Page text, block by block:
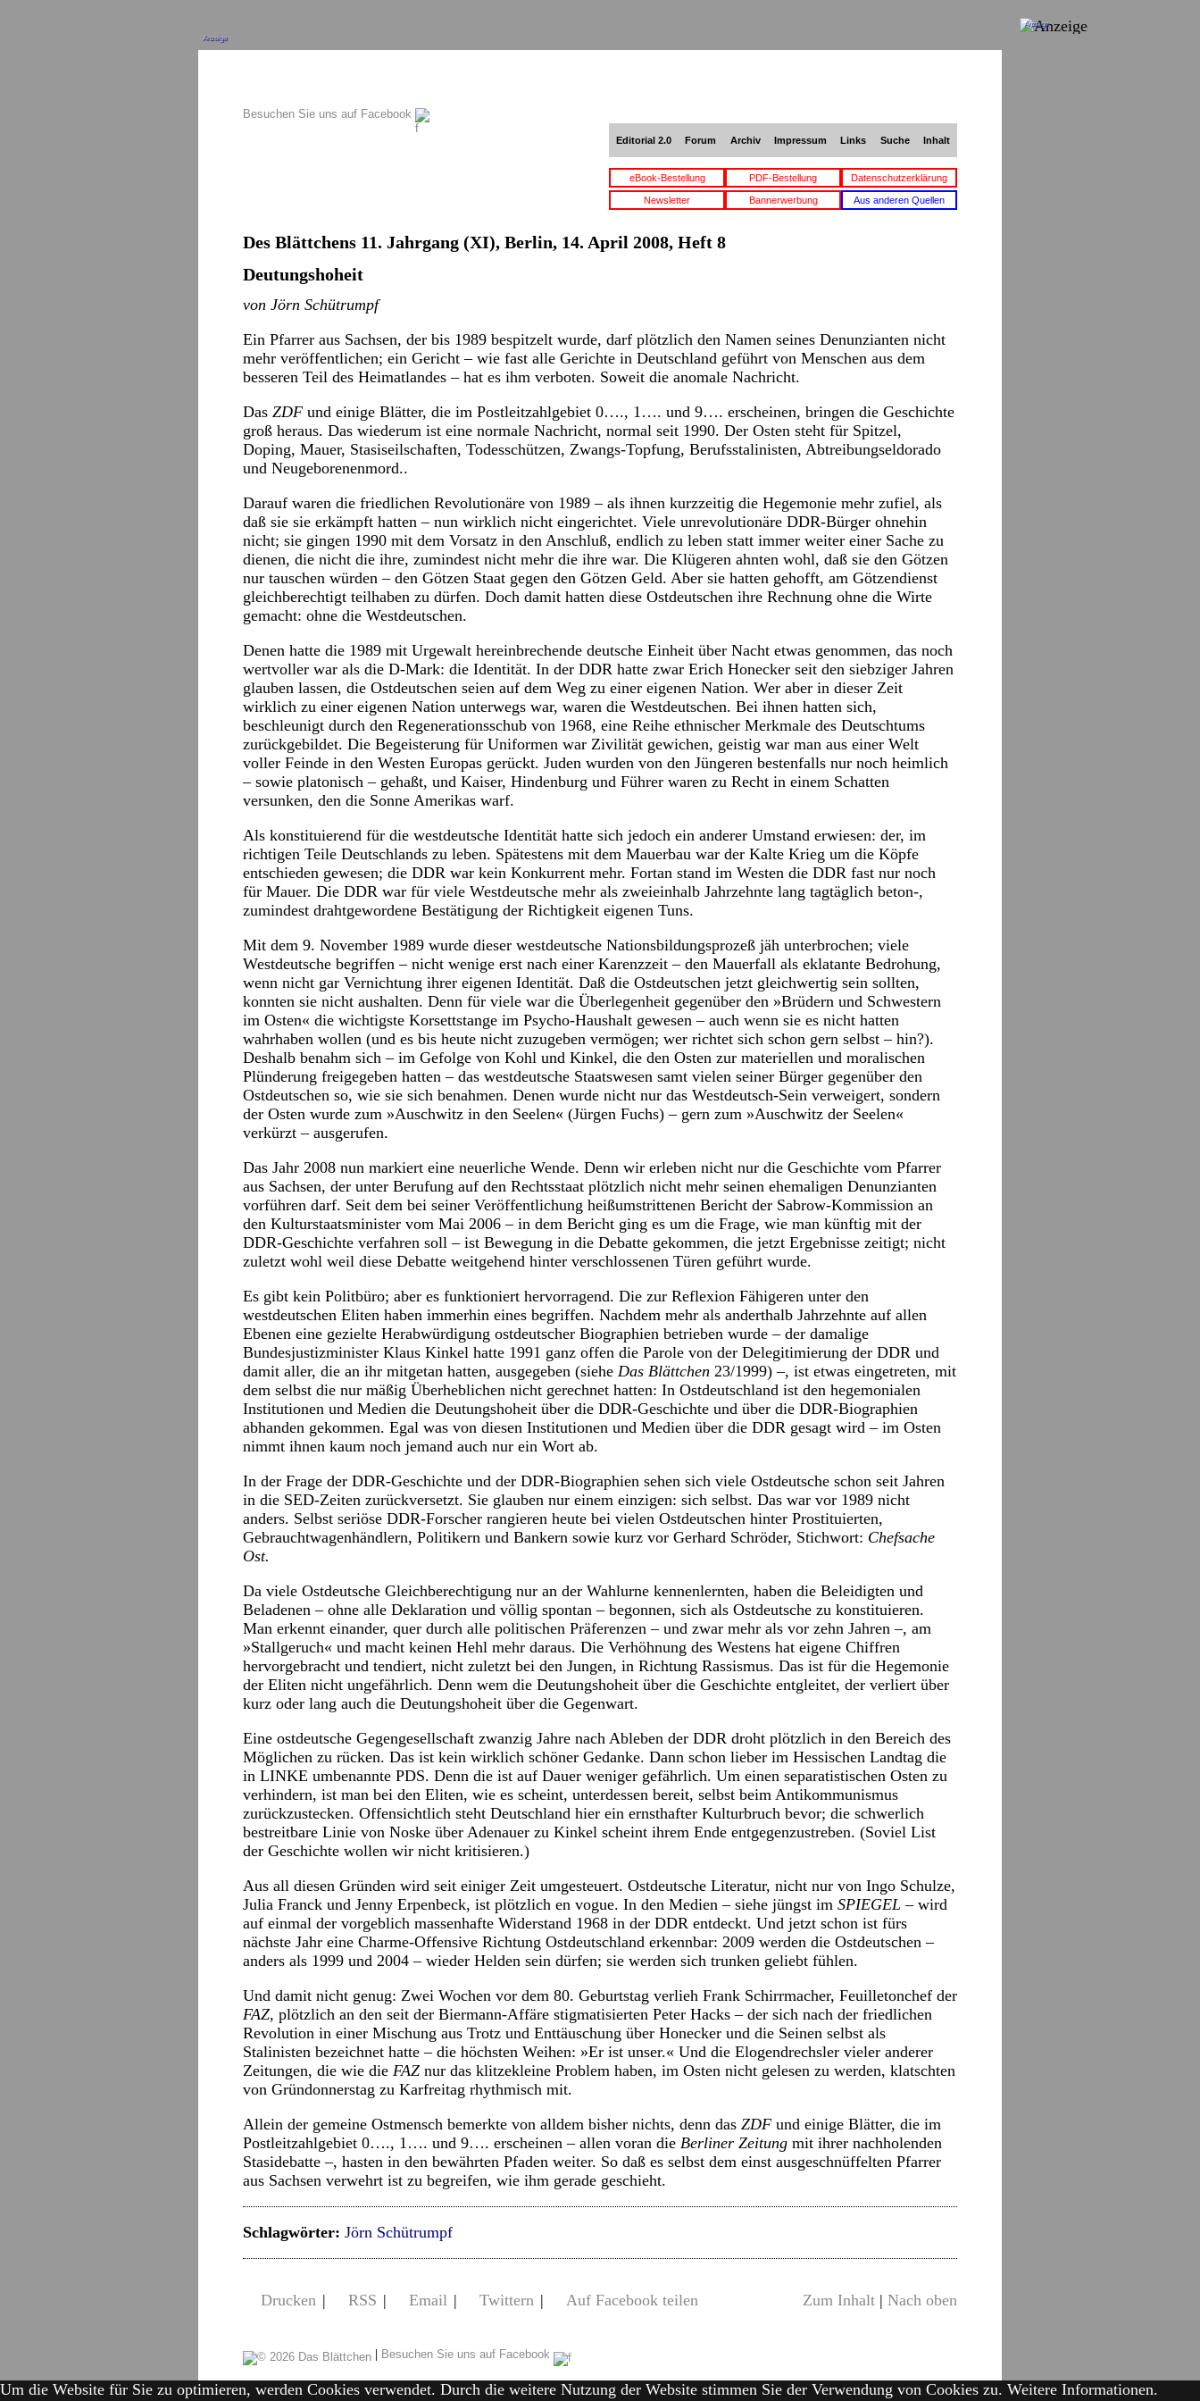
Anzeige
Besuchen Sie uns auf Facebook
Editorial 2.0 Forum Archiv Impressum Links Suche Inhalt
eBook-Bestellung PDF-Bestellung Datenschutzerklärung
Newsletter Bannerwerbung Aus anderen Quellen
Des Blättchens 11. Jahrgang (XI), Berlin, 14. April 2008, Heft 8
Deutungshoheit
von Jörn Schütrumpf
Ein Pfarrer aus Sachsen, der bis 1989 bespitzelt wurde, darf plötzlich den Namen seines Denunzianten nicht
mehr veröffentlichen; ein Gericht – wie fast alle Gerichte in Deutschland geführt von Menschen aus dem
besseren Teil des Heimatlandes – hat es ihm verboten. Soweit die anomale Nachricht.
Das ZDF und einige Blätter, die im Postleitzahlgebiet 0…., 1…. und 9…. erscheinen, bringen die Geschichte
groß heraus. Das wiederum ist eine normale Nachricht, normal seit 1990. Der Osten steht für Spitzel,
Doping, Mauer, Stasiseilschaften, Todesschützen, Zwangs-Topfung, Berufsstalinisten, Abtreibungseldorado
und Neugeborenenmord..
Darauf waren die friedlichen Revolutionäre von 1989 – als ihnen kurzzeitig die Hegemonie mehr zufiel, als
daß sie sie erkämpft hatten – nun wirklich nicht eingerichtet. Viele unrevolutionäre DDR-Bürger ohnehin
nicht; sie gingen 1990 mit dem Vorsatz in den Anschluß, endlich zu leben statt immer weiter einer Sache zu
dienen, die nicht die ihre, zumindest nicht mehr die ihre war. Die Klügeren ahnten wohl, daß sie den Götzen
nur tauschen würden – den Götzen Staat gegen den Götzen Geld. Aber sie hatten gehofft, am Götzendienst
gleichberechtigt teilhaben zu dürfen. Doch damit hatten diese Ostdeutschen ihre Rechnung ohne die Wirte
gemacht: ohne die Westdeutschen.
Denen hatte die 1989 mit Urgewalt hereinbrechende deutsche Einheit über Nacht etwas genommen, das noch
wertvoller war als die D-Mark: die Identität. In der DDR hatte zwar Erich Honecker seit den siebziger Jahren
glauben lassen, die Ostdeutschen seien auf dem Weg zu einer eigenen Nation. Wer aber in dieser Zeit
wirklich zu einer eigenen Nation unterwegs war, waren die Westdeutschen. Bei ihnen hatten sich,
beschleunigt durch den Regenerationsschub von 1968, eine Reihe ethnischer Merkmale des Deutschtums
zurückgebildet. Die Begeisterung für Uniformen war Zivilität gewichen, geistig war man aus einer Welt
voller Feinde in den Westen Europas gerückt. Juden wurden von den Jüngeren bestenfalls nur noch heimlich
– sowie platonisch – gehaßt, und Kaiser, Hindenburg und Führer waren zu Recht in einem Schatten
versunken, den die Sonne Amerikas warf.
Als konstituierend für die westdeutsche Identität hatte sich jedoch ein anderer Umstand erwiesen: der, im
richtigen Teile Deutschlands zu leben. Spätestens mit dem Mauerbau war der Kalte Krieg um die Köpfe
entschieden gewesen; die DDR war kein Konkurrent mehr. Fortan stand im Westen die DDR fast nur noch
für Mauer. Die DDR war für viele Westdeutsche mehr als zweieinhalb Jahrzehnte lang tagtäglich beton-,
zumindest drahtgewordene Bestätigung der Richtigkeit eigenen Tuns.
Mit dem 9. November 1989 wurde dieser westdeutsche Nationsbildungsprozeß jäh unterbrochen; viele
Westdeutsche begriffen – nicht wenige erst nach einer Karenzzeit – den Mauerfall als eklatante Bedrohung,
wenn nicht gar Vernichtung ihrer eigenen Identität. Daß die Ostdeutschen jetzt gleichwertig sein sollten,
konnten sie nicht aushalten. Denn für viele war die Überlegenheit gegenüber den »Brüdern und Schwestern
im Osten« die wichtigste Korsettstange im Psycho-Haushalt gewesen – auch wenn sie es nicht hatten
wahrhaben wollen (und es bis heute nicht zuzugeben vermögen; wer richtet sich schon gern selbst – hin?).
Deshalb benahm sich – im Gefolge von Kohl und Kinkel, die den Osten zur materiellen und moralischen
Plünderung freigegeben hatten – das westdeutsche Staatswesen samt vielen seiner Bürger gegenüber den
Ostdeutschen so, wie sie sich benahmen. Denen wurde nicht nur das Westdeutsch-Sein verweigert, sondern
der Osten wurde zum »Auschwitz in den Seelen« (Jürgen Fuchs) – gern zum »Auschwitz der Seelen«
verkürzt – ausgerufen.
Das Jahr 2008 nun markiert eine neuerliche Wende. Denn wir erleben nicht nur die Geschichte vom Pfarrer
aus Sachsen, der unter Berufung auf den Rechtsstaat plötzlich nicht mehr seinen ehemaligen Denunzianten
vorführen darf. Seit dem bei seiner Veröffentlichung heißumstrittenen Bericht der Sabrow-Kommission an
den Kulturstaatsminister vom Mai 2006 – in dem Bericht ging es um die Frage, wie man künftig mit der
DDR-Geschichte verfahren soll – ist Bewegung in die Debatte gekommen, die jetzt Ergebnisse zeitigt; nicht
zuletzt wohl weil diese Debatte weitgehend hinter verschlossenen Türen geführt wurde.
Es gibt kein Politbüro; aber es funktioniert hervorragend. Die zur Reflexion Fähigeren unter den
westdeutschen Eliten haben immerhin eines begriffen. Nachdem mehr als anderthalb Jahrzehnte auf allen
Ebenen eine gezielte Herabwürdigung ostdeutscher Biographien betrieben wurde – der damalige
Bundesjustizminister Klaus Kinkel hatte 1991 ganz offen die Parole von der Delegitimierung der DDR und
damit aller, die an ihr mitgetan hatten, ausgegeben (siehe Das Blättchen 23/1999) –, ist etwas eingetreten, mit
dem selbst die nur mäßig Überheblichen nicht gerechnet hatten: In Ostdeutschland ist den hegemonialen
Institutionen und Medien die Deutungshoheit über die DDR-Geschichte und über die DDR-Biographien
abhanden gekommen. Egal was von diesen Institutionen und Medien über die DDR gesagt wird – im Osten
nimmt ihnen kaum noch jemand auch nur ein Wort ab.
In der Frage der DDR-Geschichte und der DDR-Biographien sehen sich viele Ostdeutsche schon seit Jahren
in die SED-Zeiten zurückversetzt. Sie glauben nur einem einzigen: sich selbst. Das war vor 1989 nicht
anders. Selbst seriöse DDR-Forscher rangieren heute bei vielen Ostdeutschen hinter Prostituierten,
Gebrauchtwagenhändlern, Politikern und Bankern sowie kurz vor Gerhard Schröder, Stichwort: Chefsache
Ost.
Da viele Ostdeutsche Gleichberechtigung nur an der Wahlurne kennenlernten, haben die Beleidigten und
Beladenen – ohne alle Deklaration und völlig spontan – begonnen, sich als Ostdeutsche zu konstituieren.
Man erkennt einander, quer durch alle politischen Präferenzen – und zwar mehr als vor zehn Jahren –, am
»Stallgeruch« und macht keinen Hehl mehr daraus. Die Verhöhnung des Westens hat eigene Chiffren
hervorgebracht und tendiert, nicht zuletzt bei den Jungen, in Richtung Rassismus. Das ist für die Hegemonie
der Eliten nicht ungefährlich. Denn wem die Deutungshoheit über die Geschichte entgleitet, der verliert über
kurz oder lang auch die Deutungshoheit über die Gegenwart.
Eine ostdeutsche Gegengesellschaft zwanzig Jahre nach Ableben der DDR droht plötzlich in den Bereich des
Möglichen zu rücken. Das ist kein wirklich schöner Gedanke. Dann schon lieber im Hessischen Landtag die
in LINKE umbenannte PDS. Denn die ist auf Dauer weniger gefährlich. Um einen separatistischen Osten zu
verhindern, ist man bei den Eliten, wie es scheint, unterdessen bereit, selbst beim Antikommunismus
zurückzustecken. Offensichtlich steht Deutschland hier ein ernsthafter Kulturbruch bevor; die schwerlich
bestreitbare Linie von Noske über Adenauer zu Kinkel scheint ihrem Ende entgegenzustreben. (Soviel List
der Geschichte wollen wir nicht kritisieren.)
Aus all diesen Gründen wird seit einiger Zeit umgesteuert. Ostdeutsche Literatur, nicht nur von Ingo Schulze,
Julia Franck und Jenny Erpenbeck, ist plötzlich en vogue. In den Medien – siehe jüngst im SPIEGEL – wird
auf einmal der vorgeblich massenhafte Widerstand 1968 in der DDR entdeckt. Und jetzt schon ist fürs
nächste Jahr eine Charme-Offensive Richtung Ostdeutschland erkennbar: 2009 werden die Ostdeutschen –
anders als 1999 und 2004 – wieder Helden sein dürfen; sie werden sich trunken geliebt fühlen.
Und damit nicht genug: Zwei Wochen vor dem 80. Geburtstag verlieh Frank Schirrmacher, Feuilletonchef der
FAZ, plötzlich an den seit der Biermann-Affäre stigmatisierten Peter Hacks – der sich nach der friedlichen
Revolution in einer Mischung aus Trotz und Enttäuschung über Honecker und die Seinen selbst als
Stalinisten bezeichnet hatte – die höchsten Weihen: »Er ist unser.« Und die Elogendrechsler vieler anderer
Zeitungen, die wie die FAZ nur das klitzekleine Problem haben, im Osten nicht gelesen zu werden, klatschten
von Gründonnerstag zu Karfreitag rhythmisch mit.
Allein der gemeine Ostmensch bemerkte von alldem bisher nichts, denn das ZDF und einige Blätter, die im
Postleitzahlgebiet 0…., 1…. und 9…. erscheinen – allen voran die Berliner Zeitung mit ihrer nachholenden
Stasidebatte –, hasten in den bewährten Pfaden weiter. So daß es selbst dem einst ausgeschnüffelten Pfarrer
aus Sachsen verwehrt ist zu begreifen, wie ihm gerade geschieht.
Schlagwörter: Jörn Schütrumpf
Drucken | RSS | Email | Twittern | Auf Facebook teilen Zum Inhalt | Nach oben
| Besuchen Sie uns auf Facebook
Anzeige
Um die Website für Sie zu optimieren, werden Cookies verwendet. Durch die weitere Nutzung der Website stimmen Sie der Verwendung von Cookies zu. Weitere Informationen.